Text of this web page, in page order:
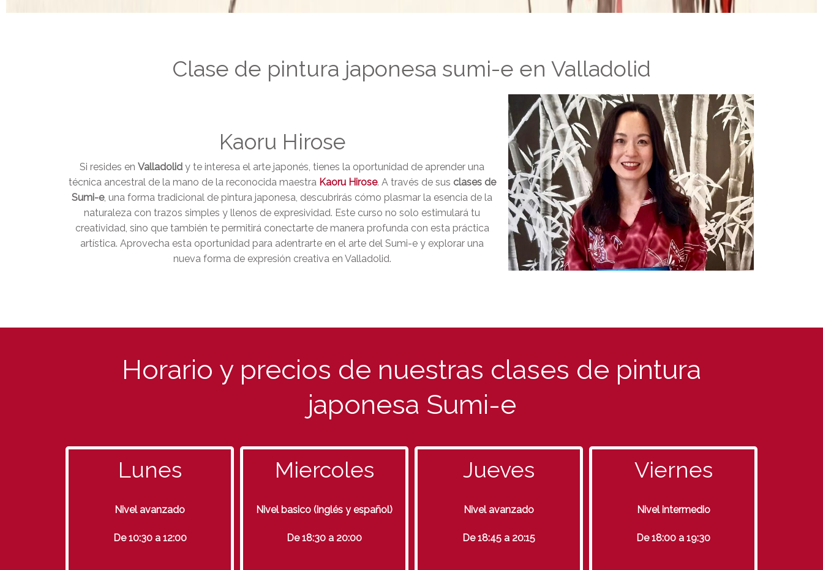
Clase de pintura japonesa sumi-e en Valladolid
Kaoru Hirose
Si resides enValladolid y te interesa el arte japonés, tienes la oportunidad de aprender una
técnica ancestral de la mano de la reconocida maestra Kaoru Hirose. A través de sus clases de
Sumi-e, una forma tradicional de pintura japonesa, descubrirás cómo plasmar la esencia de la
naturaleza con trazos simples y llenos de expresividad. Este curso no solo estimulará tu
creatividad, sino que también te permitirá conectarte de manera profunda con esta práctica
artística. Aprovecha esta oportunidad para adentrarte en el arte del Sumi-e y explorar una
nueva forma de expresión creativa en Valladolid.
Horario y precios de nuestras clases de pintura
japonesa Sumi-e
Lunes
Nivel avanzado
De 10:30 a 12:00
Miercoles
Nivel basico (inglés y español)
De 18:30 a 20:00
Jueves
Nivel avanzado
De 18:45 a 20:15
Viernes
Nivel intermedio
De 18:00 a 19:30